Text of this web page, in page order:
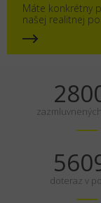
Máte konkrétny
našej realitnej
doteraz v